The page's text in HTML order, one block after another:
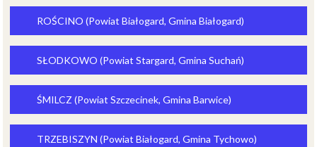
ROŚCINO (Powiat Białogard, Gmina Białogard)
SŁODKOWO (Powiat Stargard, Gmina Suchań)
ŚMILCZ (Powiat Szczecinek, Gmina Barwice)
TRZEBISZYN (Powiat Białogard, Gmina Tychowo)